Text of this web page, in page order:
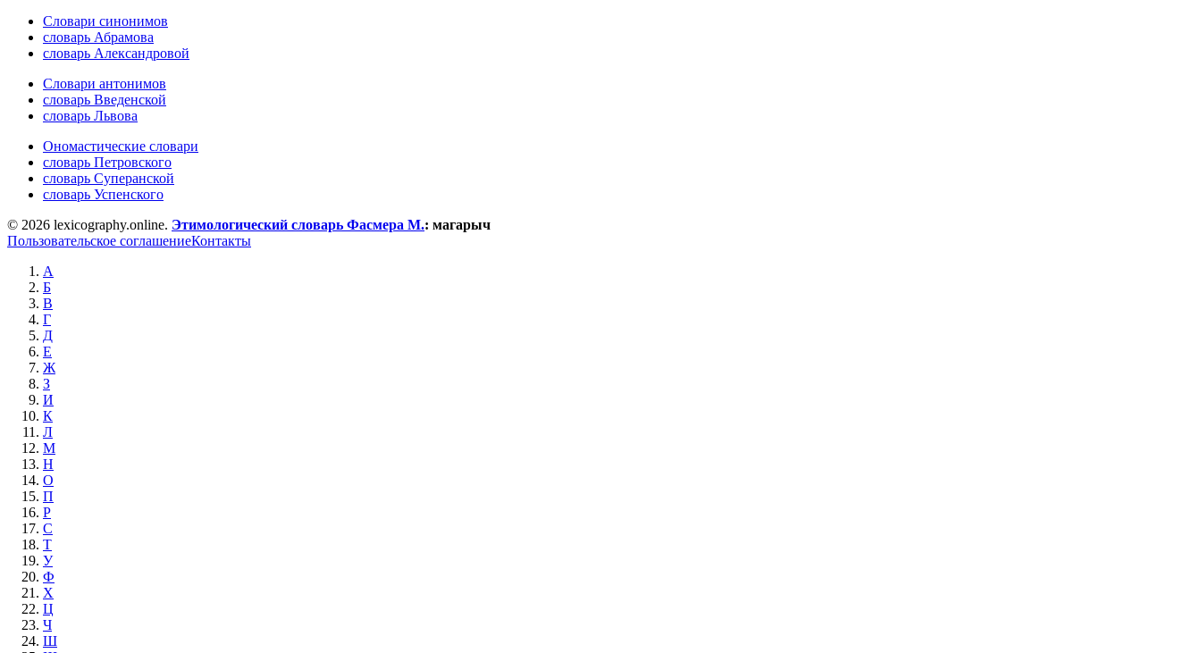
Словари синонимов
словарь Абрамова
словарь Александровой
Словари антонимов
словарь Введенской
словарь Львова
Ономастические словари
словарь Петровского
словарь Суперанской
словарь Успенского
© 2026 lexicography.online. Этимологический словарь Фасмера М.: магарыч
Пользовательское соглашениеКонтакты
А
Б
В
Г
Д
Е
Ж
З
И
К
Л
М
Н
О
П
Р
С
Т
У
Ф
Х
Ц
Ч
Ш